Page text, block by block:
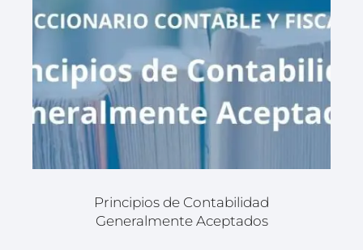
Principios de Contabilidad
Generalmente Aceptados